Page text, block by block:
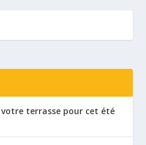
terrasse pour cet été